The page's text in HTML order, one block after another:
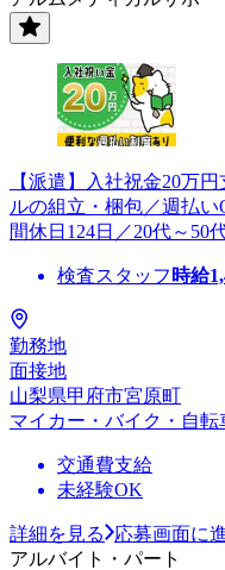
【派遣】入社祝金20万
ルの組立・梱包／週払
間休日124日／20代～50
検査スタッフ 時給
勤務地
面接地
山梨県甲府市宮原町
マイカー・バイク・自転
交通費支給
未経験OK
詳細を見る
応募画面に
アルバイト・パート